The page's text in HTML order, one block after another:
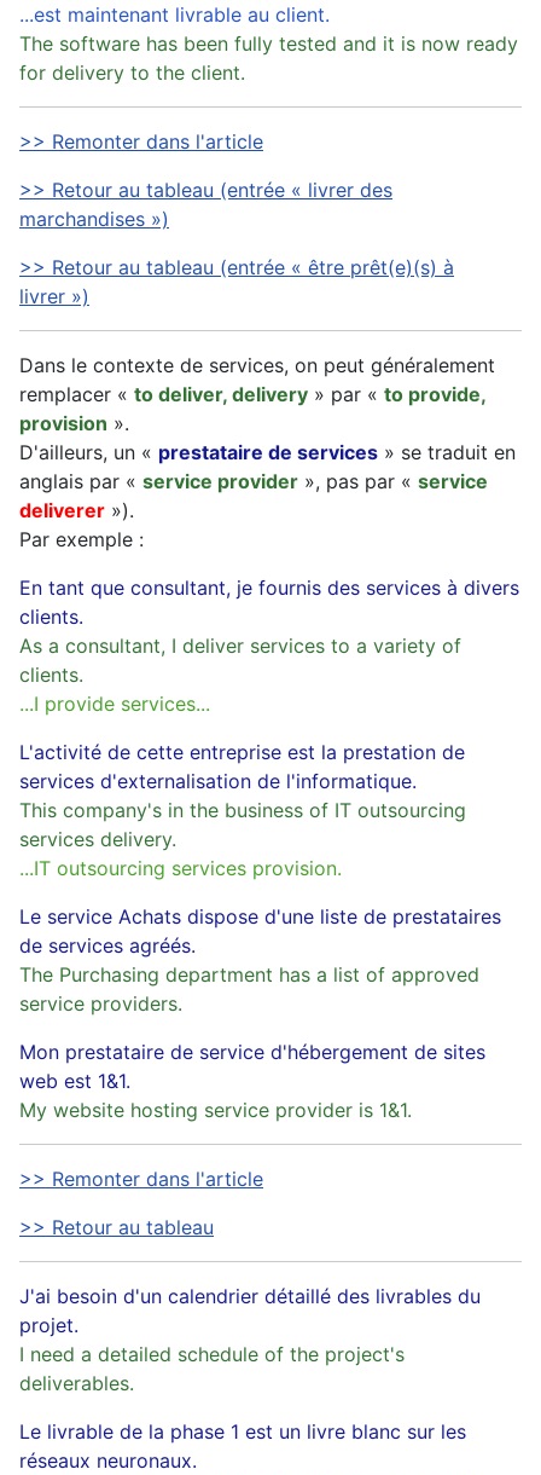
...est maintenant livrable au client.
The software has been fully tested and it is now ready
for delivery to the client.
>> Remonter dans l'article
>> Retour au tableau (entrée « livrer des
marchandises »)
>> Retour au tableau (entrée « être prêt(e)(s) à
livrer »)
Dans le contexte de services, on peut généralement
remplacer « to deliver, delivery » par « to provide,
provision ».
D'ailleurs, un « prestataire de services » se traduit en
anglais par « service provider », pas par « service
deliverer »).
Par exemple :
En tant que consultant, je fournis des services à divers
clients.
As a consultant, I deliver services to a variety of
clients.
...I provide services...
L'activité de cette entreprise est la prestation de
services d'externalisation de l'informatique.
This company's in the business of IT outsourcing
services delivery.
...IT outsourcing services provision.
Le service Achats dispose d'une liste de prestataires
de services agréés.
The Purchasing department has a list of approved
service providers.
Mon prestataire de service d'hébergement de sites
web est 1&1.
My website hosting service provider is 1&1.
>> Remonter dans l'article
>> Retour au tableau
J'ai besoin d'un calendrier détaillé des livrables du
projet.
I need a detailed schedule of the project's
deliverables.
Le livrable de la phase 1 est un livre blanc sur les
réseaux neuronaux.